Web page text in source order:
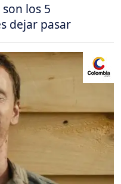
los 5
dejar pasar